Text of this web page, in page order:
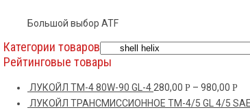
Большой выбор ATF
Категории товаров
Рейтинговые товары
ЛУКОЙЛ ТМ-4 80W-90 GL-4280,00 Р – 980,00 Р
ЛУКОЙЛ ТРАНСМИССИОННОЕ TM-4/5 GL 4/5 SAE